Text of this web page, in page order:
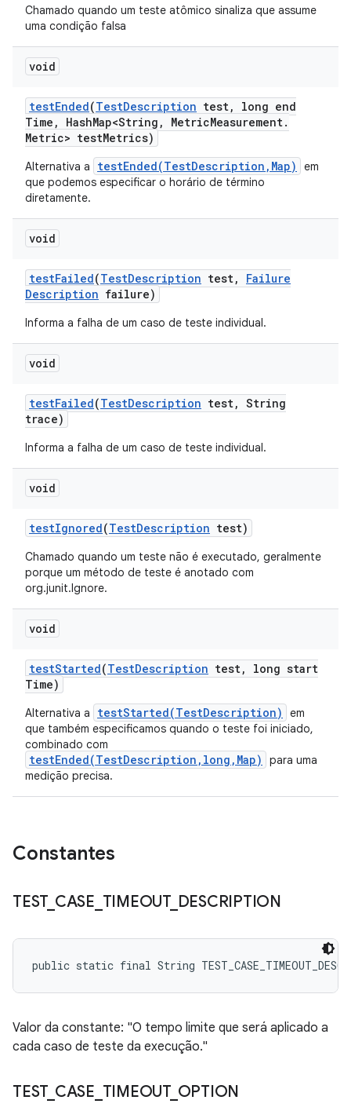
Chamado quando um teste atômico sinaliza que assume
uma condição falsa
void
testEnded(TestDescription test,
long end
Time , HashMap<String , MetricMeasurement.
Metric> testMetrics)
Alternativa a testEnded(TestDescription,Map)
em
que podemos especificar o horário de término
diretamente.
void
testFailed(TestDescription test,
Failure
Description failure)
Informa a falha de um caso de teste individual.
void
testFailed(TestDescription test, String
trace)
Informa a falha de um caso de teste individual.
void
testIgnored(TestDescription test)
Chamado quando um teste não é executado, geralmente
porque um método de teste é anotado com
org.junit.Ignore.
void
testStarted(TestDescription test,
long start
Time)
Alternativa a testStarted(TestDescription)
em
que também especificamos quando o teste foi iniciado,
combinado com
testEnded(TestDescription,long,Map)
para uma
medição precisa.
Constantes
TEST_ CASE TIMEOUT_ DESCRIPTION
public static final String
Valor da constante: "O tempo limite que será aplicado a
cada caso de teste da execução."
TEST_ CASE TIMEOUT_ OPTION